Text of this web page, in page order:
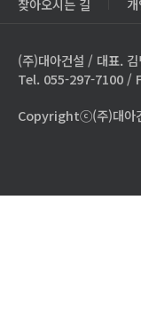
찾아오시는 길
(주)대아건설 / 대표.
Tel. 055-297-7100 /
Copyrightⓒ(주)대아